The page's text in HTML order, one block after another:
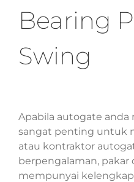
Bearing
Swing
Apabila autogate anda
sangat penting untuk
atau kontraktor
berpengalaman, pakar
mempunyai